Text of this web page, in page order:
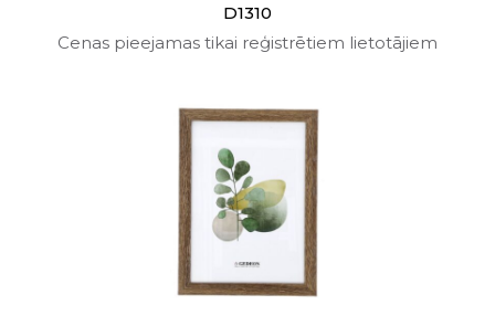
D1310
Cenas pieejamas tikai reģistrētiem lietotājiem